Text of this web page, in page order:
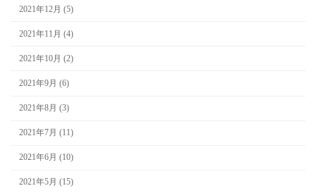
2021年12月 (5)
2021年11月 (4)
2021年10月 (2)
2021年9月 (6)
2021年8月 (3)
2021年7月 (11)
2021年6月 (10)
2021年5月 (15)